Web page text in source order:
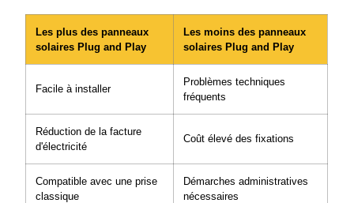
Les plus des panneaux
solaires Plug and Play
Les moins des panneaux
solaires Plug and Play
Facile à installer
Problèmes techniques
fréquents
Réduction de la facture
d'électricité
Coût élevé des fixations
Compatible avec une prise
classique
Démarches administratives
nécessaires